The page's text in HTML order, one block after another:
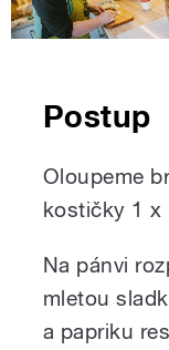
Postup
Oloupeme
kostičky 1 x
Na pánvi
mletou
a papriku